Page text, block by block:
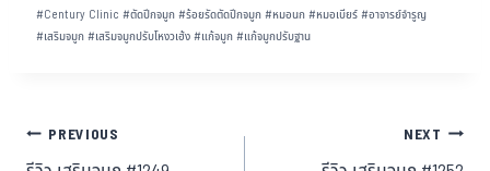
#Century Clinic #ตัดปีกจมูก#ร้อยรัดตัดปีกจมูก#หมอนก#หมอเบียร์ #อาจารย์จำรูญ
#เสริมจมูก#เสริมจมูกปรับโหงวเฮ้ง#แก้จมูก#แก้จมูกปรับฐาน
PREVIOUS NEXT